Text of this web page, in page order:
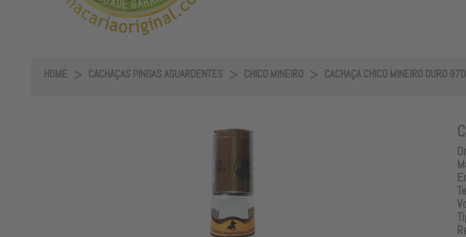
HOME CACHAÇAS PINGAS AGUARDENTES CHICO MINEIRO CACHAÇA CHICO MINEIRO OURO